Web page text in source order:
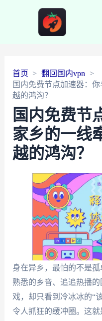
首页
翻回国内vpn
国内免费节点加速器：
越的鸿沟？
国内免费节
家乡的一线
越的鸿沟？
身在异乡，最怕的不是
熟悉的乡音、追追热播
戏，却只看到冷冰冰的“
令人抓狂的缓冲圈。这